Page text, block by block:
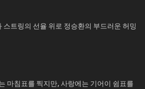
스트링의 선율 위로 정승환의 부드러운 허밍
마침표를 찍지만, 사랑에는 기어이 쉼표를